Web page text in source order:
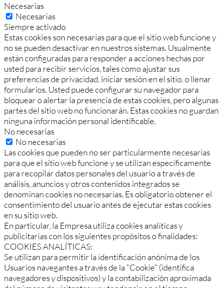
Necesarias
Necesarias
Siempre activado
Estas cookies son necesarias para que el sitio web funcione y
no se pueden desactivar en nuestros sistemas. Usualmente
están configuradas para responder a acciones hechas por
usted para recibir servicios, tales como ajustar sus
preferencias de privacidad, iniciar sesión en el sitio, o llenar
formularios. Usted puede configurar su navegador para
bloquear o alertar la presencia de estas cookies, pero algunas
partes del sitio web no funcionarán. Estas cookies no guardan
ninguna información personal identificable.
No necesarias
No necesarias
Las cookies que pueden no ser particularmente necesarias
para que el sitio web funcione y se utilizan específicamente
para recopilar datos personales del usuario a través de
análisis, anuncios y otros contenidos integrados se
denominan cookies no necesarias. Es obligatorio obtener el
consentimiento del usuario antes de ejecutar estas cookies
en su sitio web.
En particular, la Empresa utiliza cookies analíticas y
publicitarias con los siguientes propósitos o finalidades:
COOKIES ANALÍTICAS:
Se utilizan para permitir la identificación anónima de los
Usuarios navegantes a través de la “Cookie” (identifica
navegadores y dispositivos) y la contabilización aproximada